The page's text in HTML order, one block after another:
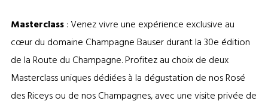
Masterclass: Venez vivre une expérience exclusive au
cœur du domaine Champagne Bauser durant la 30e édition
de la Route du Champagne. Profitez au choix de deux
Masterclass uniques dédiées à la dégustation de nos Rosé
des Riceys ou de nos Champagnes, avec une visite privée de